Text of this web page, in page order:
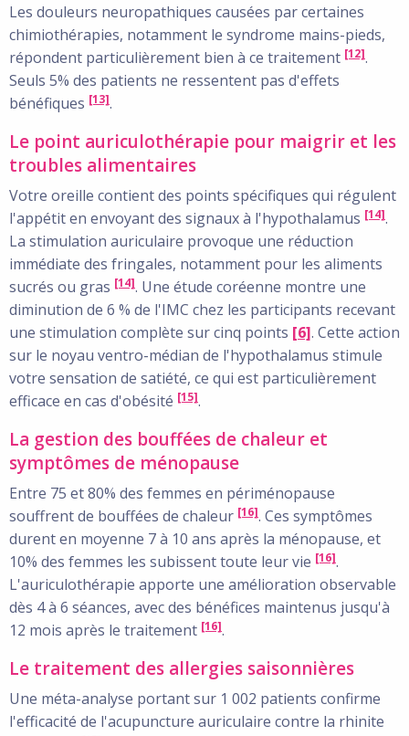
Les douleurs neuropathiques causées par certaines
chimiothérapies, notamment le syndrome mains-pieds,
répondent particulièrement bien à ce traitement [12].
Seuls 5% des patients ne ressentent pas d'effets
bénéfiques [13].
Le point auriculothérapie pour maigrir et les
troubles alimentaires
Votre oreille contient des points spécifiques qui régulent
l'appétit en envoyant des signaux à l'hypothalamus [14].
La stimulation auriculaire provoque une réduction
immédiate des fringales, notamment pour les aliments
sucrés ou gras [14]. Une étude coréenne montre une
diminution de 6 % de l'IMC chez les participants recevant
une stimulation complète sur cinq points [6]. Cette action
sur le noyau ventro-médian de l'hypothalamus stimule
votre sensation de satiété, ce qui est particulièrement
efficace en cas d'obésité [15].
La gestion des bouffées de chaleur et
symptômes de ménopause
Entre 75 et 80% des femmes en périménopause
souffrent de bouffées de chaleur [16]. Ces symptômes
durent en moyenne 7 à 10 ans après la ménopause, et
10% des femmes les subissent toute leur vie [16].
L'auriculothérapie apporte une amélioration observable
dès 4 à 6 séances, avec des bénéfices maintenus jusqu'à
12 mois après le traitement [16].
Le traitement des allergies saisonnières
Une méta-analyse portant sur 1 002 patients confirme
l'efficacité de l'acupuncture auriculaire contre la rhinite